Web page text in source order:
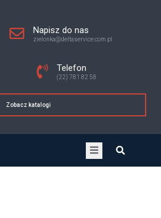
Napisz do nas
zielonka@deltaservice.com.pl
Telefon
(22) 781 82 58
Zobacz katalogi